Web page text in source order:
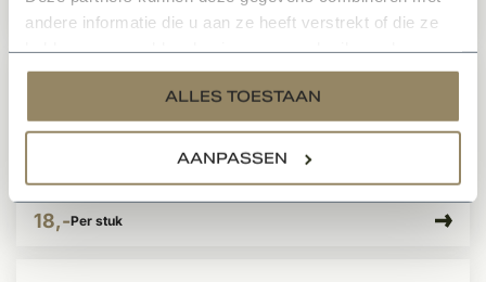
andere informatie die u aan ze heeft verstrekt of die ze
services.
ALLES TOESTAAN
AANPASSEN
44,99 Per stuk
Moeller Stone Care R157
tegelreiniger
18,-Per stuk